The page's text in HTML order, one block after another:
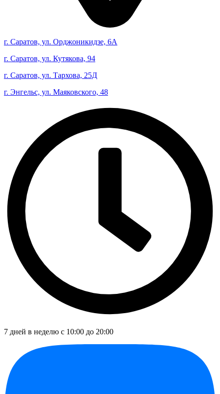
г. Саратов, ул. Орджоникидзе, 6А
г. Саратов, ул. Кутякова, 94
г. Саратов, ул. Тархова, 25Д
г. Энгельс, ул. Маяковского, 48
7 дней в неделю с 10:00 до 20:00